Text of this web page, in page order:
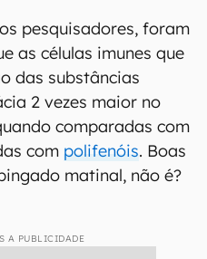
pesquisadores, foram
as células imunes que
das substâncias
2 vezes maior no
comparadas com
com polifenóis. Boas
matinal, não é?
A PUBLICIDADE